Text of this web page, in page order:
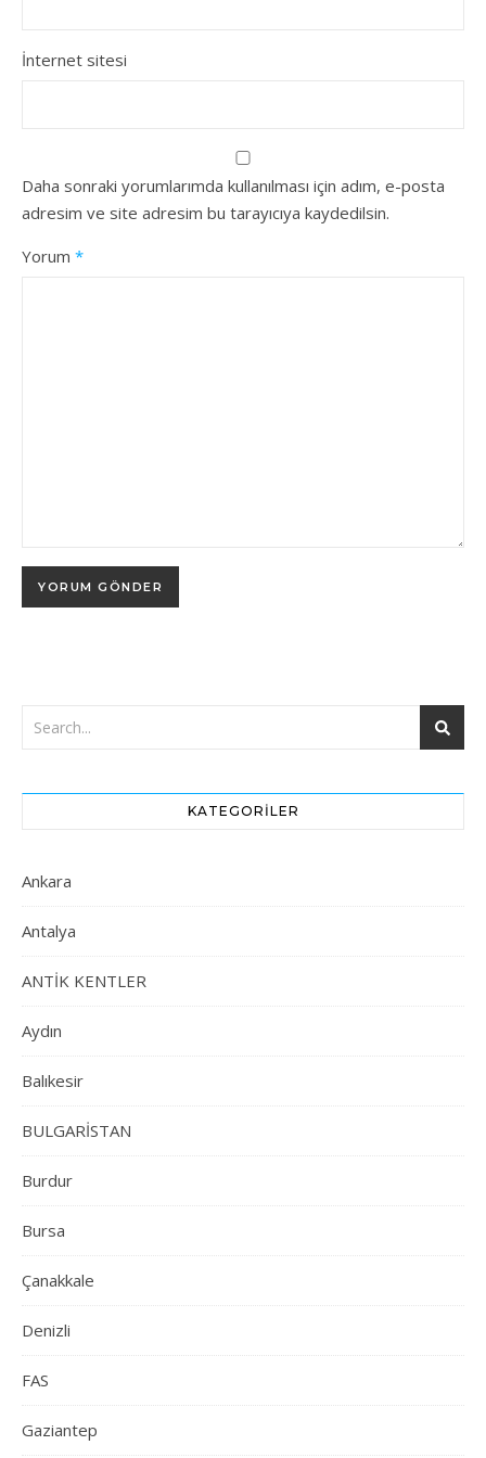
İnternet sitesi
Daha sonraki yorumlarımda kullanılması için adım, e-posta
adresim ve site adresim bu tarayıcıya kaydedilsin.
Yorum *
KATEGORILER
Ankara
Antalya
ANTİK KENTLER
Aydın
Balıkesir
BULGARİSTAN
Burdur
Bursa
Çanakkale
Denizli
FAS
Gaziantep